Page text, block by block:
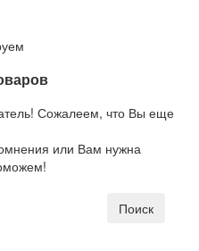
Сожалеем, что Вы еще
или Вам нужна
Поиск